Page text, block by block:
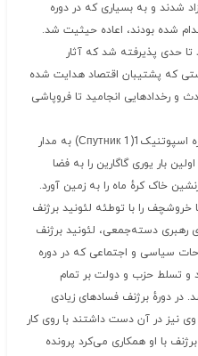
شدند و به بسیاری که در دوره
شده بودند، اعاده حیثیت شد.
تا حدی پذیرفته شد که آثار
که پشتیبان اقتصاد هدایت شده
و رخدادهایی انجامید تا فروپاشی
در سال 1957 شوروی با فرستادن ماهواره اسپوتنیک1(Спутник 1) به مدار
بار یوری گاگارین را به فضا
خاک کرهٔ ماه را به زمین آورد.
حزب، نیکیتا خروشچف را با توطئه لئونید برژنف
رهبری دسته‌جمعی، لئونید برژنف
سیاسی و اجتماعی که در دوره
و تسلط حزب و دولت بر تمام
دورهٔ برژنف فسادهای زیادی
نیز در آن دست داشتند با روی کار
با او همکاری می‌کرد پرونده